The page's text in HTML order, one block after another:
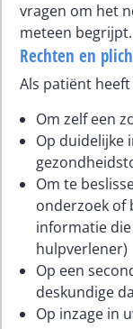
vragen om het
meteen begrijpt.
Rechten en
Als patiënt
Om zelf een
Op duidelijke
Om te
onderzoek of
informatie
hulpverlener)
Op een
deskundige
Op inzage in